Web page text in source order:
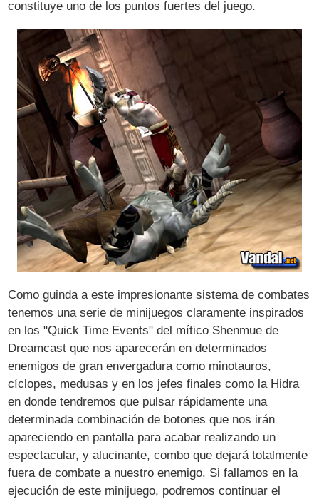
constituye uno de los puntos fuertes del juego.
Como guinda a este impresionante sistema de combates
tenemos una serie de minijuegos claramente inspirados
en los "Quick Time Events" del mítico Shenmue de
Dreamcast que nos aparecerán en determinados
enemigos de gran envergadura como minotauros,
cíclopes, medusas y en los jefes finales como la Hidra
en donde tendremos que pulsar rápidamente una
determinada combinación de botones que nos irán
apareciendo en pantalla para acabar realizando un
espectacular, y alucinante, combo que dejará totalmente
fuera de combate a nuestro enemigo. Si fallamos en la
ejecución de este minijuego, podremos continuar el